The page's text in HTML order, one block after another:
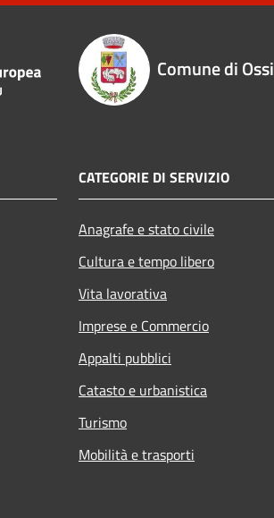
Comune di Ossi
CATEGORIE DI SERVIZIO
Anagrafe e stato civile
Cultura e tempo libero
Vita lavorativa
Imprese e Commercio
Appalti pubblici
Catasto e urbanistica
Turismo
Mobilità e trasporti